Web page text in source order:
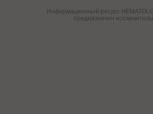
Информационный ресурс
предназначен